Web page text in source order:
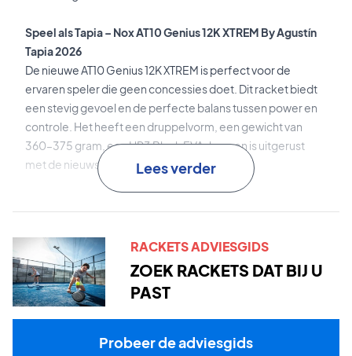
Speel als Tapia – Nox AT10 Genius 12K XTREM By Agustín
Tapia 2026
De nieuwe AT10 Genius 12K XTREM is perfect voor de
ervaren speler die geen concessies doet. Dit racket biedt
een stevig gevoel en de perfecte balans tussen power en
controle. Het heeft een druppelvorm, een gewicht van
360–375 gram, een HR3 Black EVA-kern en is uitgerust
met de nieuwste technologieën.
consistente prestaties – zelfs bij
temperatuurschommelingen.
Dual Spinis de oppervlaktestructuur met 3D-textuur en
HR3 Black EVA is het high-density EVA met memory-
Lees verder
RACKETS ADVIESGIDS
ZOEK RACKETS DAT BIJ U
PAST
Probeer de adviesgids